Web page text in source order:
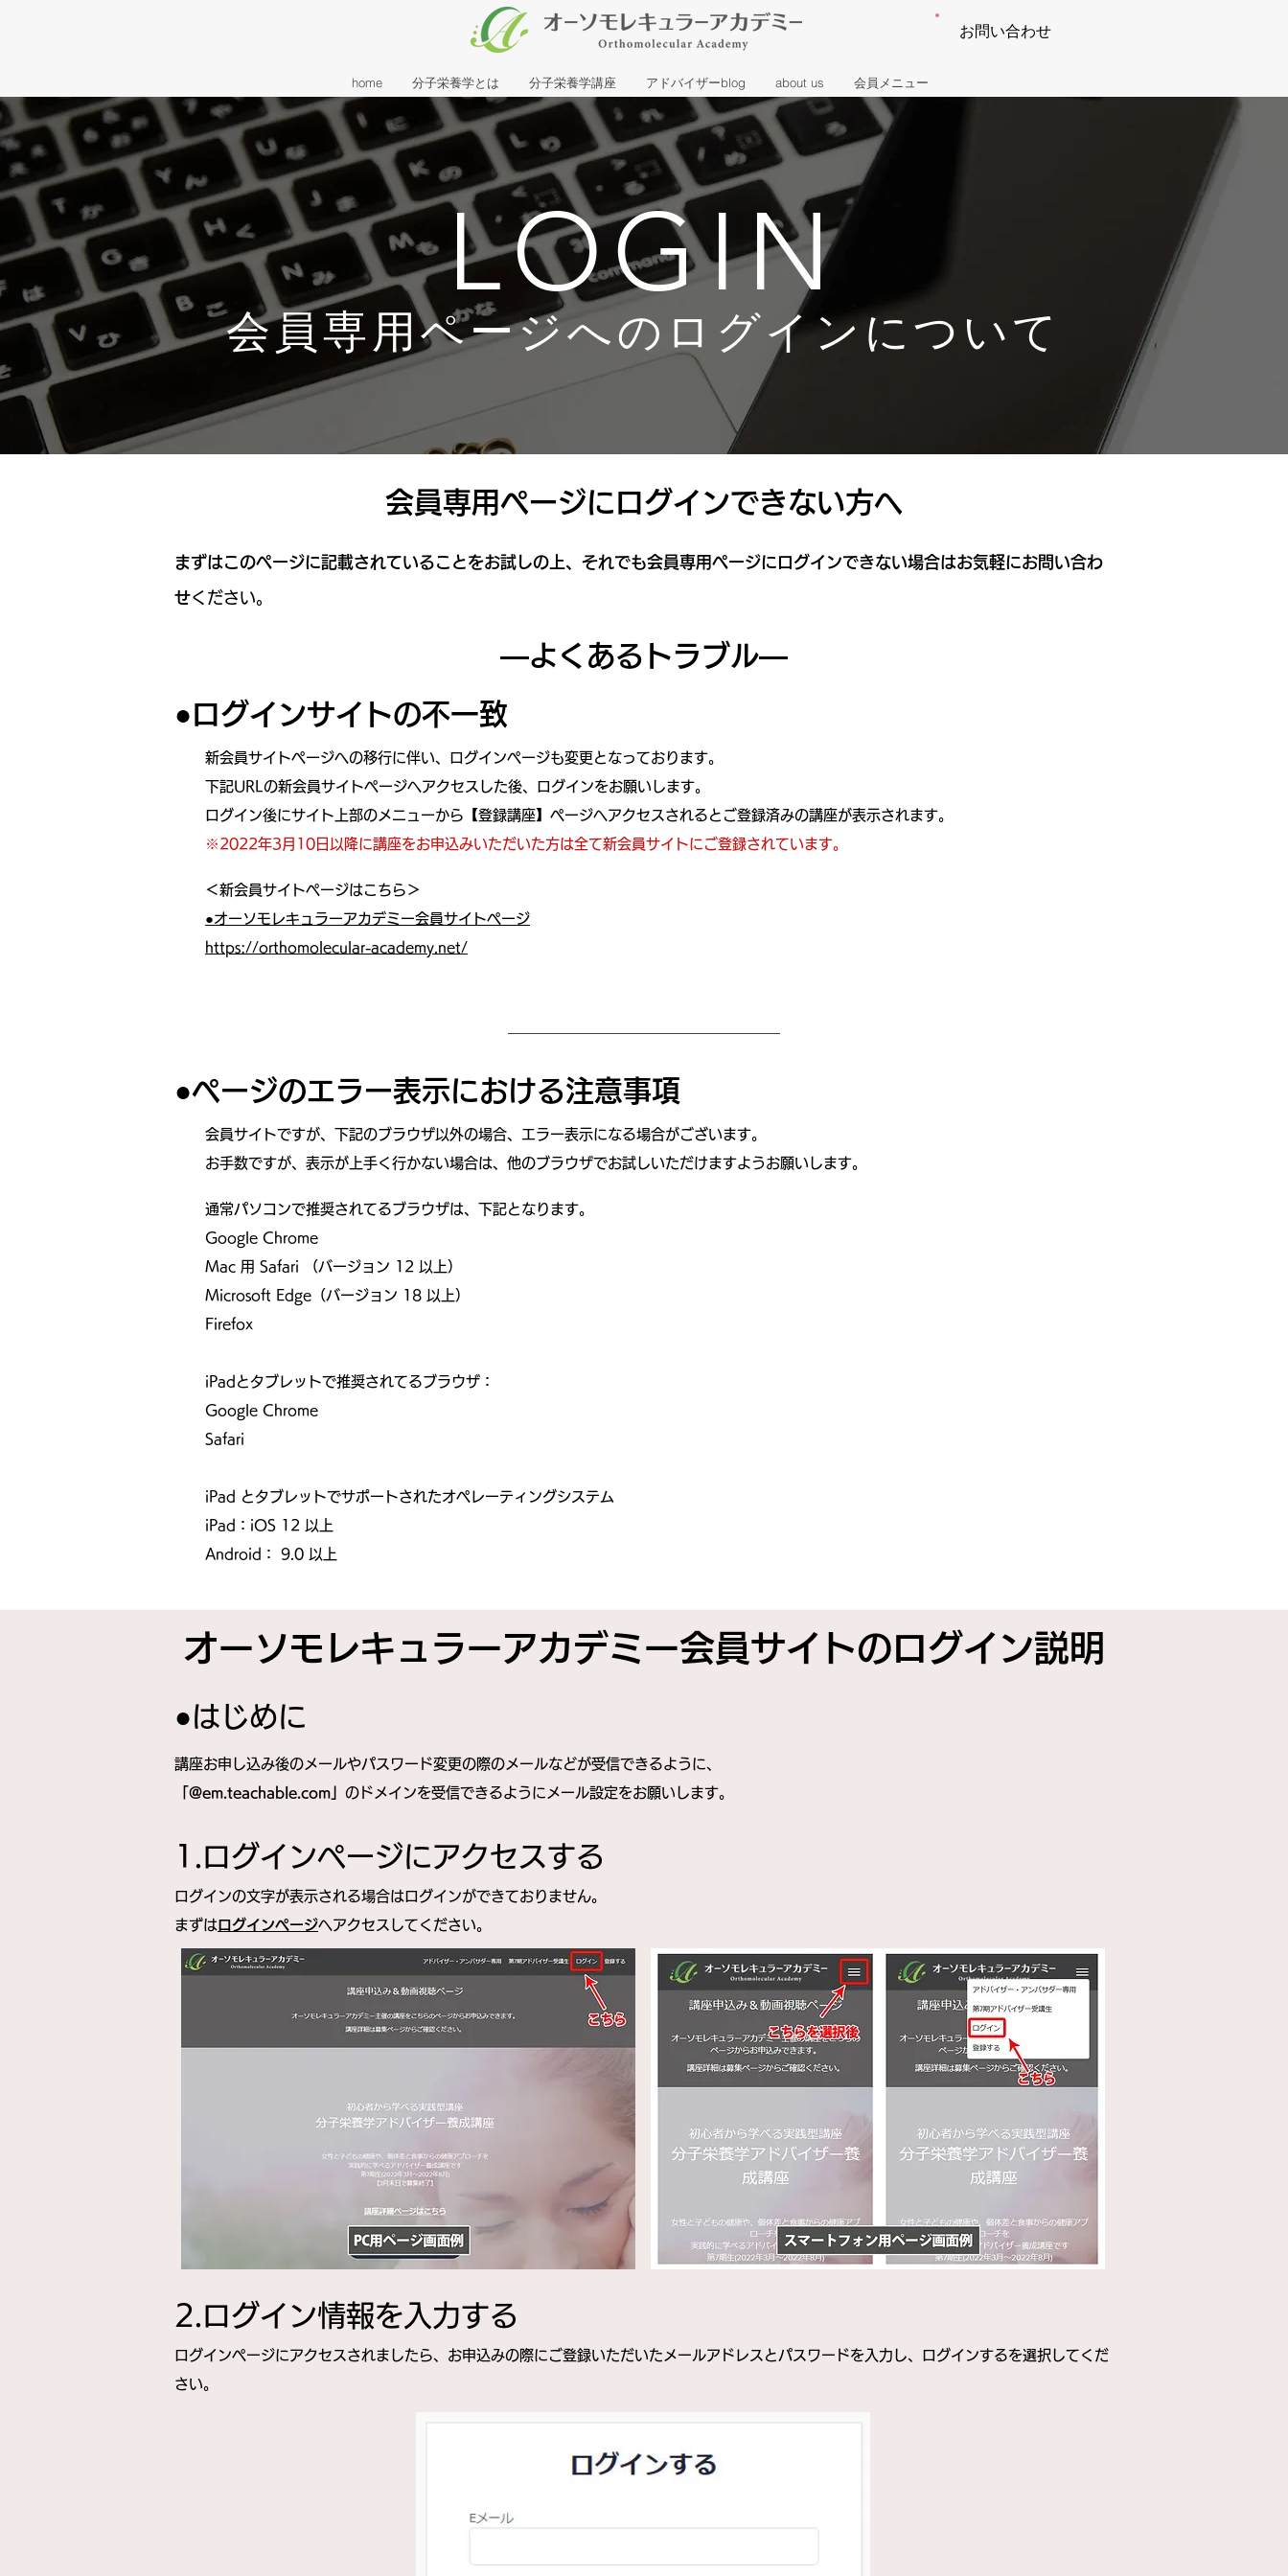
お問い合わせ
home 分子栄養学とは 分子栄養学講座 アドバイザーblog about us 会員メニュー
会員専用ページへのログインについて
LOGIN
会員専用ページにログインできない方へ
まずはこのページに記載されていることをお試しの上、それでも会員専用ページにログインできない場合はお気軽にお問い合わ
せください。
―よくあるトラブル―
●ログインサイトの不一致
新会員サイトページへの移行に伴い、ログインページも変更となっております。
下記URLの新会員サイトページへアクセスした後、ログインをお願いします。
ログイン後にサイト上部のメニューから【登録講座】ページへアクセスされるとご登録済みの講座が表示されます。
※2022年3月10日以降に講座をお申込みいただいた方は全て新会員サイトにご登録されています。
＜新会員サイトページはこちら＞
●オーソモレキュラーアカデミー会員サイトページ
https://orthomolecular-academy.net/
●ページのエラー表示における注意事項
会員サイトですが、下記のブラウザ以外の場合、エラー表示になる場合がございます。
お手数ですが、表示が上手く行かない場合は、他のブラウザでお試しいただけますようお願いします。
通常パソコンで推奨されてるブラウザは、下記となります。
Google Chrome
Mac 用 Safari （バージョン 12 以上）
Microsoft Edge（バージョン 18 以上）
Firefox
iPadとタブレットで推奨されてるブラウザ：
Google Chrome
Safari
iPad とタブレットでサポートされたオペレーティングシステム
iPad：iOS 12 以上
Android： 9.0 以上
オーソモレキュラーアカデミー会員サイトのログイン説明
​​●はじめに
講座お申し込み後のメールやパスワード変更の際のメールなどが受信できるように、
「@em.teachable.com」 のドメインを受信できるようにメール設定をお願いします。
​​1.ログインページにアクセスする
ログインの文字が表示される場合はログインができておりません。
​まずは ログインページへアクセスしてください。
​​2.ログイン情報を入力する
ログインページにアクセスされましたら、お申込みの際にご登録いただいたメールアドレスとパスワードを入力し、ログインするを選択してくだ
さい。